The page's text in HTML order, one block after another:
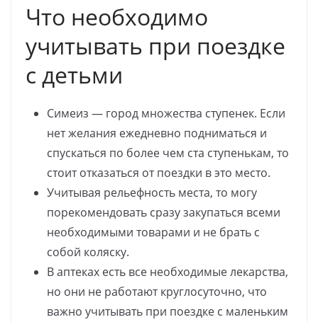
Что необходимо
учитывать при поездке
с детьми
Симеиз — город множества ступенек. Если
нет желания ежедневно подниматься и
спускаться по более чем ста ступенькам, то
стоит отказаться от поездки в это место.
Учитывая рельефность места, то могу
порекомендовать сразу закупаться всеми
необходимыми товарами и не брать с
собой коляску.
В аптеках есть все необходимые лекарства,
но они не работают круглосуточно, что
важно учитывать при поездке с маленьким